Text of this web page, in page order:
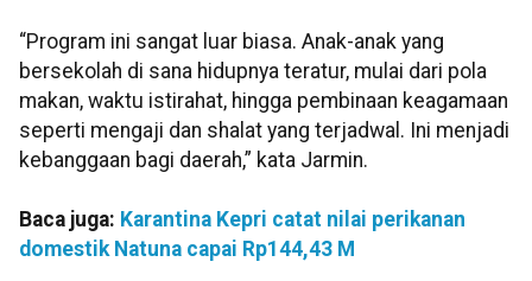
“Program ini sangat luar biasa. Anak-anak yang
bersekolah di sana hidupnya teratur, mulai dari pola
makan, waktu istirahat, hingga pembinaan keagamaan
seperti mengaji dan shalat yang terjadwal. Ini menjadi
kebanggaan bagi daerah,” kata Jarmin.
Baca juga: Karantina Kepri catat nilai perikanan
domestik Natuna capai Rp144,43 M